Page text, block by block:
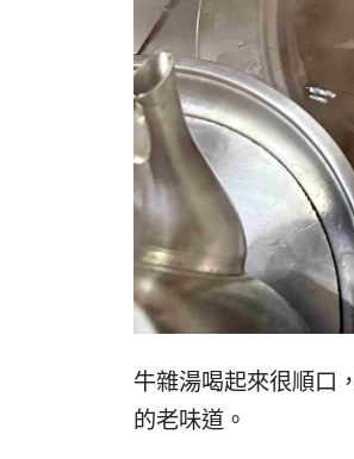
牛雜湯喝起來很順口
的老味道。